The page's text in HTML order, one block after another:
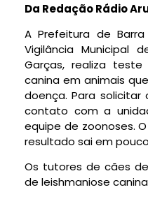
Da Redação Rádio
A Prefeitura de
Vigilância Municipal
Garças, realiza teste
canina em animais
doença. Para
contato com a
equipe de zoonoses.
resultado sai em
Os tutores de cães
de leishmaniose